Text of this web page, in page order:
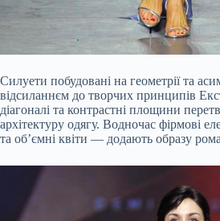
Силуети побудовані на геометрії та
відсиланнєм до творчих принципів
діагоналі та контрастні площини
архітектуру одягу. Водночас фірмові
та об’ємні квіти — додають образу